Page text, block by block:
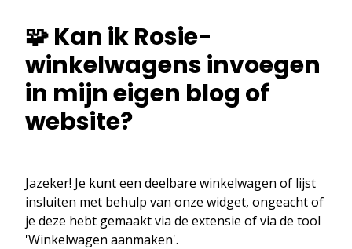
🧩 Kan ik Rosie-
winkelwagens invoegen
in mijn eigen blog of
website?
Jazeker! Je kunt een deelbare winkelwagen of lijst
insluiten met behulp van onze widget, ongeacht of
je deze hebt gemaakt via de extensie of via de tool
'Winkelwagen aanmaken'.